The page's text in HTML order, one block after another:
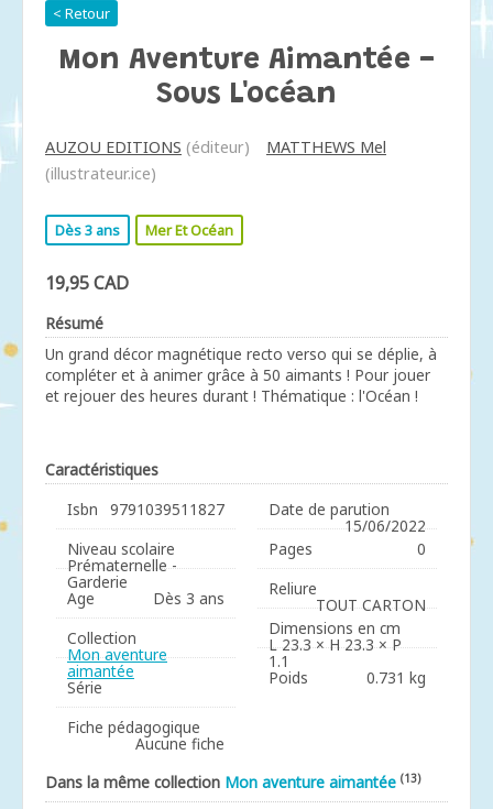
< Retour
Mon Aventure Aimantée -
Sous L'océan
AUZOU EDITIONS (éditeur)
MATTHEWS Mel
(illustrateur.ice)
Dès 3 ans Mer Et Océan
19,95 CAD
Résumé
Un grand décor magnétique recto verso qui se déplie, à
compléter et à animer grâce à 50 aimants ! Pour jouer
et rejouer des heures durant ! Thématique : l'Océan !
Caractéristiques
Isbn
9791039511827
Niveau scolaire
Prématernelle -
Garderie
Age
Dès 3 ans
Collection
Mon aventure
aimantée
Série
Fiche pédagogique
Aucune fiche
Date de parution
15/06/2022
Pages
0
Reliure
TOUT CARTON
Dimensions en cm
L 23.3 × H 23.3 × P
1.1
Poids 0.731 kg
Dans la même collection Mon aventure aimantée (13)